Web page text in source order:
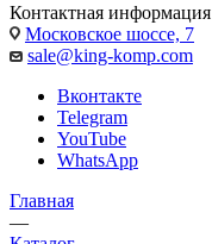
Контактная информация
Московское шоссе, 7
sale@king-komp.com
Вконтакте
Telegram
YouTube
WhatsApp
Главная
—